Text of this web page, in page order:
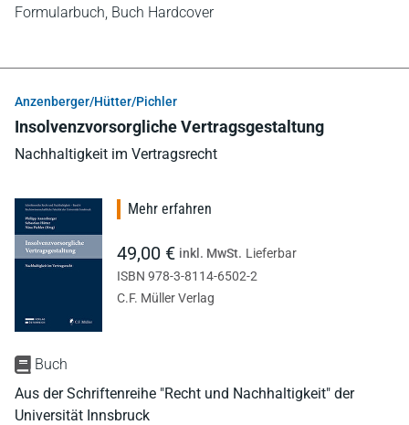
Formularbuch, Buch Hardcover
Anzenberger/Hütter/Pichler
Insolvenzvorsorgliche Vertragsgestaltung
Nachhaltigkeit im Vertragsrecht
Buch
Aus der Schriftenreihe "Recht und Nachhaltigkeit" der
Universität Innsbruck
Mehr erfahren
49,00 € inkl. MwSt. Lieferbar
ISBN 978-3-8114-6502-2
C.F. Müller Verlag